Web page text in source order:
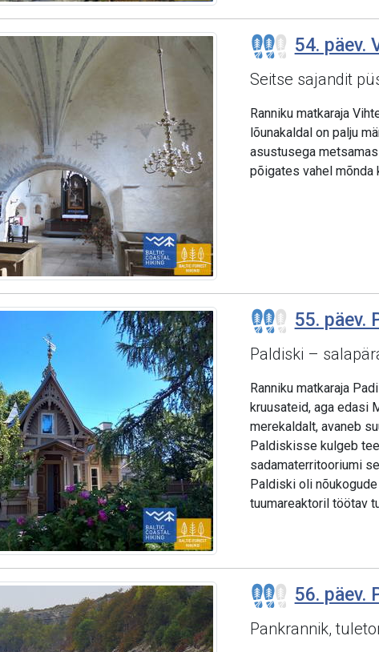
54. päev.
Seitse sajandit
Ranniku matkaraja
lõunakaldal on palju
asustusega
põigates vahel mõnda
55. päev.
Paldiski –
Ranniku matkaraja
kruusateid, aga edasi
merekaldalt, avaneb
Paldiskisse kulgeb
sadamaterritooriumi
Paldiski oli
tuumareaktoril töötav
56. päev.
Pankrannik,